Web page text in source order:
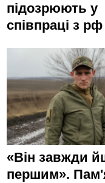
підозрюють у
співпраці з рф
«Він завжди
першим».